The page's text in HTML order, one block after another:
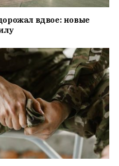
вдвое: новые